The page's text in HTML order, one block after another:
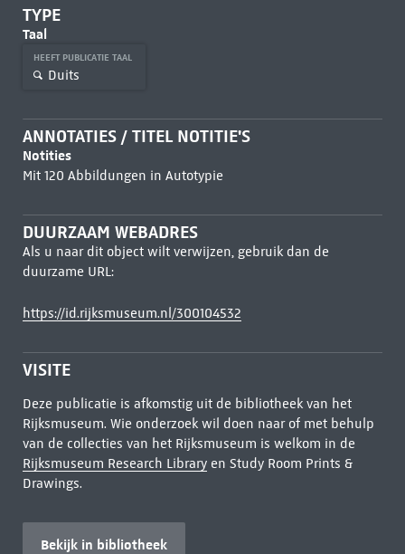
TYPE
Taal
HEEFT PUBLICATIE TAAL
Duits
ANNOTATIES / TITEL NOTITIE'S
Notities
Mit 120 Abbildungen in Autotypie
DUURZAAM WEBADRES
Als u naar dit object wilt verwijzen, gebruik dan de
duurzame URL:
https://id.rijksmuseum.nl/300104532
VISITE
Deze publicatie is afkomstig uit de bibliotheek van het
Rijksmuseum. Wie onderzoek wil doen naar of met behulp
van de collecties van het Rijksmuseum is welkom in de
Rijksmuseum Research Libraryen Study Room Prints &
Drawings.
Bekijk in bibliotheek